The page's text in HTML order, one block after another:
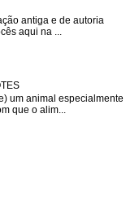
antiga e de autoria
aqui na ...
um animal especialmente
que o alim...